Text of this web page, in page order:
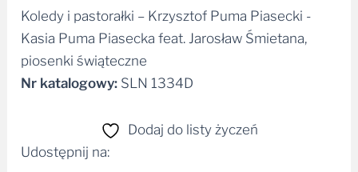
Alternative:
Koledy i pastorałki – Krzysztof Puma Piasecki -
Kasia Puma Piasecka feat. Jarosław Śmietana,
piosenki świąteczne
Nr katalogowy: SLN 1334D
Dodaj do listy życzeń
Udostępnij na: